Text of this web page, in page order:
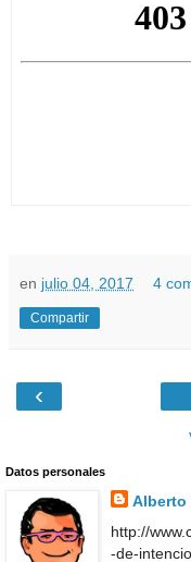
en julio 04, 2017 4
Compartir
‹
Datos personales
Alberto
http://
-de-